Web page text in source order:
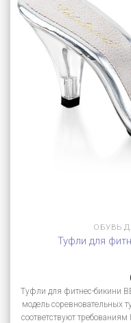
ОБУВЬ
Туфли для
Туфли для фитнес-бикини
модель соревновательных
соответствуют